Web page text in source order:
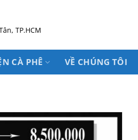
TP.HCM
CÀ PHÊ VỀ CHÚNG TÔI